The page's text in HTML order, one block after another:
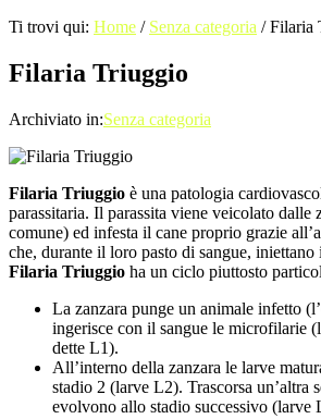
Ti trovi qui: Home / Senza categoria /Filaria
Filaria Triuggio
Archiviato in:Senza categoria
Filaria Triuggio è una patologia
parassitaria. Il parassita viene veicolato dalle
comune) ed infesta il cane proprio grazie
che, durante il loro pasto di sangue, iniettano
Filaria Triuggio ha un ciclo piuttosto
La zanzara punge un animale infetto
ingerisce con il sangue le microfilarie
dette L1).
All’interno della zanzara le larve
stadio 2 (larve L2). Trascorsa un’altra
evolvono allo stadio successivo (larve